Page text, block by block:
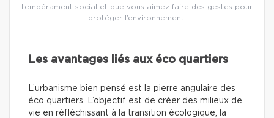
tempérament social et que vous aimez faire des gestes pour
protéger l’environnement.
Les avantages liés aux éco quartiers
L’urbanisme bien pensé est la pierre angulaire des
éco quartiers. L’objectif est de créer des milieux de
vie en réfléchissant à la transition écologique, la